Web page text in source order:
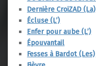
Dernière CroiZAD (La)
Écluse (L’)
Enfer pour aube (L’)
Épouvantail
Fesses à Bardot (Les)